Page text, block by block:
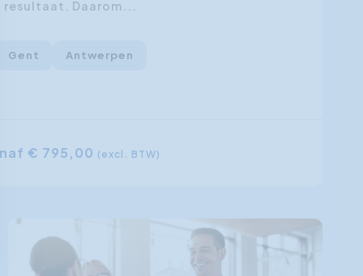
resultaat. Daarom...
Gent Antwerpen
€ 795,00 (excl. BTW)